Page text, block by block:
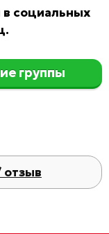
социальных
группы
отзыв